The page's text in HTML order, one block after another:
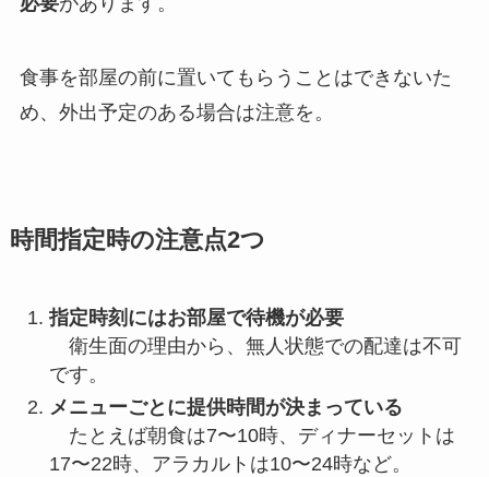
食事を部屋の前に置いてもらうことはできないた
め、外出予定のある場合は注意を。
時間指定時の注意点2つ
指定時刻にはお部屋で待機が必要
衛生面の理由から、無人状態での配達は不可
です。
メニューごとに提供時間が決まっている
たとえば朝食は7〜10時、ディナーセットは
17〜22時、アラカルトは10〜24時など。